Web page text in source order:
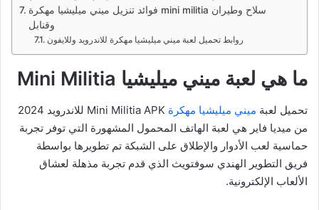
فوائد تنزيل ميني ميليشيا مهكرة mini militia سلاح وطيران
وقنابل
روابط تحميل لعبة ميني ميليشيا مهكرة للاندرويد وللايفون
ما هي لعبة ميني ميليشيا Mini Militia
تحميل لعبة ميني ميليشيا مهكرة
Mini Militia APK للاندرويد 2024
من ميديا فاير هي لعبة الهاتف المحمول المشهورة التي توفر تجربة
حماسية لعب الأدوار والإطلاق على الشبكة تم تطويرها بواسطة
فريق التطوير الهندي سوفتويث الذي قدم تجربة مذهلة لعشاق
الألعاب الإلكترونية.